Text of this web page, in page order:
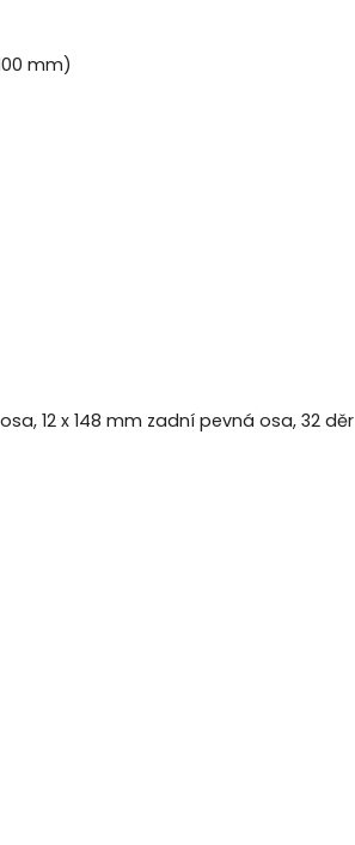
mm)
12 x 148 mm zadní pevná osa, 32 děr